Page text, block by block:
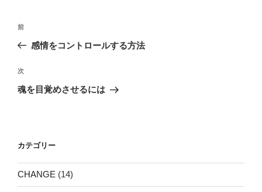
投
ビ
ゲ
ン
前
の
稿
前
感情をコントロールする方法
次
の
次
魂を目覚めさせるには
カテゴリー
CHANGE (14)